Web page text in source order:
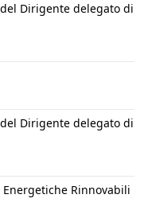
Dirigente delegato di
Dirigente delegato di
Rinnovabili